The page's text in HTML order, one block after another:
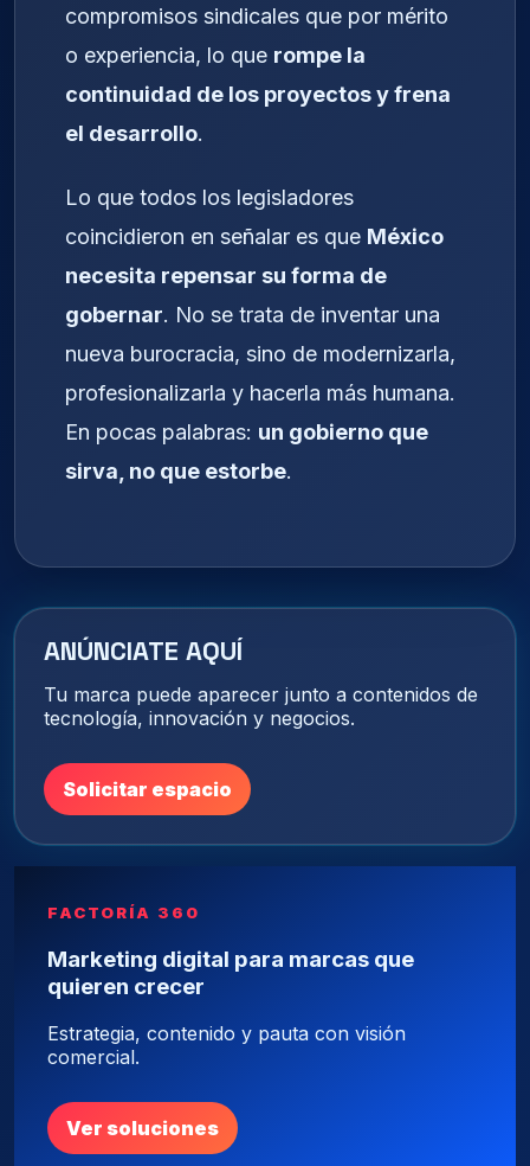
compromisos sindicales que por mérito
o experiencia, lo que rompe la
continuidad de los proyectos y frena
el desarrollo.
Lo que todos los legisladores
coincidieron en señalar es que México
necesita repensar su forma de
gobernar. No se trata de inventar una
nueva burocracia, sino de modernizarla,
profesionalizarla y hacerla más humana.
En pocas palabras: un gobierno que
sirva, no que estorbe.
ANÚNCIATE AQUÍ
Tu marca puede aparecer junto a contenidos de
tecnología, innovación y negocios.
Solicitar espacio
FACTORÍA 360
Marketing digital para marcas que
quieren crecer
Estrategia, contenido y pauta con visión
comercial.
Ver soluciones